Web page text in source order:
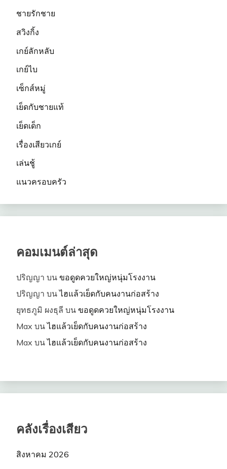
ชายรักชาย
สวิงกิ้ง
เกย์ลักหลับ
เกย์ไบ
เซ็กส์หมู่
เย็ดกับชายแท้
เย็ดเด็ก
เรื่องเสียวเกย์
เล่นชู้
แนวครอบครัว
คอมเมนต์ล่าสุด
ปริญญา บน ขอดูดควยใหญ่หนุ่มโรงงาน
ปริญญา บนไฮแล้วเย็ดกับคนงานก่อสร้าง
ยุทธภูมิ ผงธุลี บน ขอดูดควยใหญ่หนุ่มโรงงาน
Max บนไฮแล้วเย็ดกับคนงานก่อสร้าง
Max บนไฮแล้วเย็ดกับคนงานก่อสร้าง
คลังเรื่องเสียว
สิงหาคม 2026